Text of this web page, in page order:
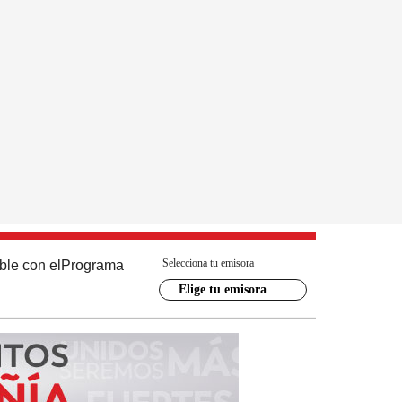
con el Programa Selecciona tu emisora
Elige tu emisora